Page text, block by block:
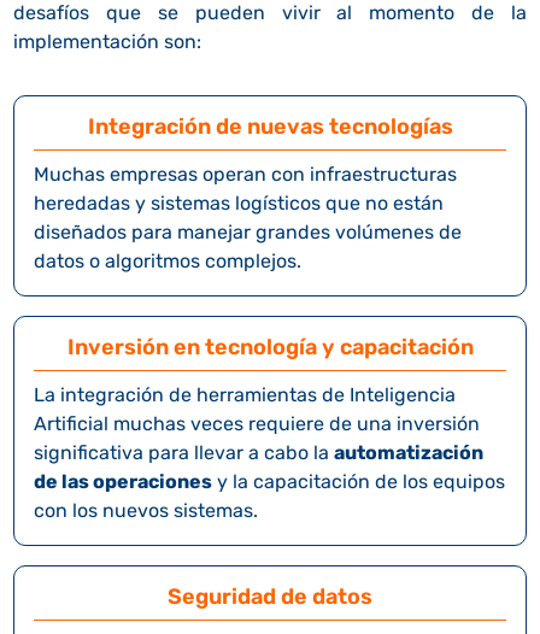
desafíos que se pueden vivir al momento de la
implementación son:
Integración de nuevas tecnologías
Muchas empresas operan con infraestructuras
heredadas y sistemas logísticos que no están
diseñados para manejar grandes volúmenes de
datos o algoritmos complejos.
Inversión en tecnología y capacitación
La integración de herramientas de Inteligencia
Artificial muchas veces requiere de una inversión
significativa para llevar a cabo laautomatización
de las operaciones y la capacitación de los equipos
con los nuevos sistemas.
Seguridad de datos